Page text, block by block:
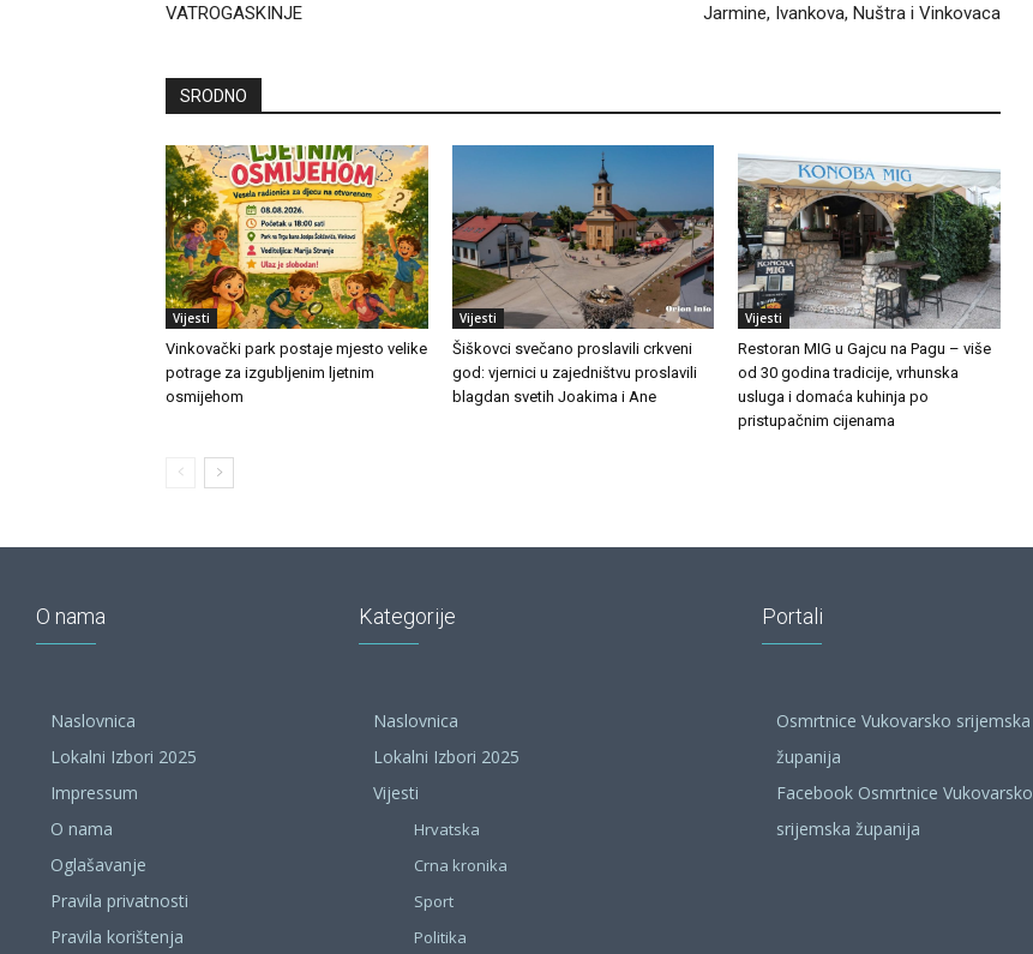
VATROGASKINJE
Jarmine, Ivankova, Nuštra i Vinkovaca
SRODNO
Vijesti
Vinkovački park postaje mjesto velike
potrage za izgubljenim ljetnim
osmijehom
Vijesti
Šiškovci svečano proslavili crkveni
god: vjernici u zajedništvu proslavili
blagdan svetih Joakima i Ane
Vijesti
Restoran MIG u Gajcu na Pagu – više
od 30 godina tradicije, vrhunska
usluga i domaća kuhinja po
pristupačnim cijenama
O nama
Naslovnica
Lokalni Izbori 2025
Impressum
O nama
Oglašavanje
Pravila privatnosti
Pravila korištenja
Kategorije
Naslovnica
Lokalni Izbori 2025
Vijesti
Hrvatska
Crna kronika
Sport
Politika
Portali
Osmrtnice Vukovarsko srijemska
županija
Facebook Osmrtnice Vukovarsko
srijemska županija